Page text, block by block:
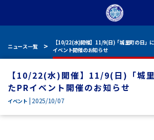
ニュース一覧
【10/22(水)開催】11/9(日)「城里町の日」
イベント開催のお知らせ
【10/22(水)開催】11/9(日)「城
たPRイベント開催のお知らせ
イベント | 2025/10/07